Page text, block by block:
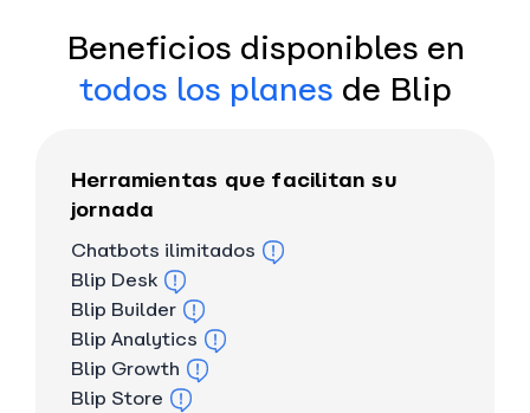
Beneficios disponibles en
todos los planes de Blip
Herramientas que facilitan su
jornada
Chatbots ilimitados
Blip Desk
Blip Builder
Blip Analytics
Blip Growth
Blip Store